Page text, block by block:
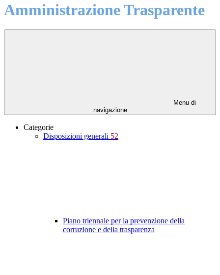
Amministrazione Trasparente
Menu di
navigazione
Categorie
Disposizioni generali 52
Piano triennale per la prevenzione della
corruzione e della trasparenza